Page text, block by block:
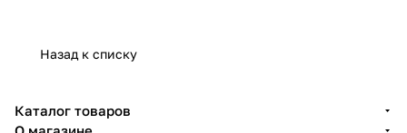
Назад к списку
Каталог товаров